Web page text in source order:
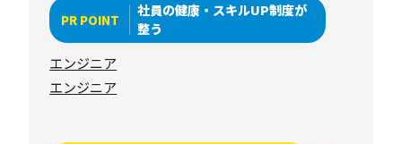
PR POINT
社員の健康・スキルUP制度が
整う
エンジニア
エンジニア